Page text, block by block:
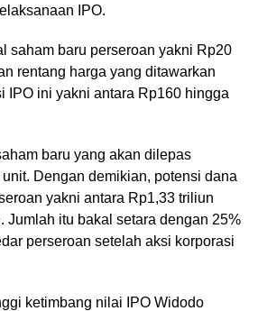
IPO.
saham baru perseroan yakni Rp20
rentang harga yang ditawarkan
IPO ini yakni antara Rp160 hingga
baru yang akan dilepas
Dengan demikian, potensi dana
yakni antara Rp1,33 triliun
Jumlah itu bakal setara dengan 25%
perseroan setelah aksi korporasi
ketimbang nilai IPO Widodo